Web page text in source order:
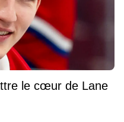
le cœur de Lane